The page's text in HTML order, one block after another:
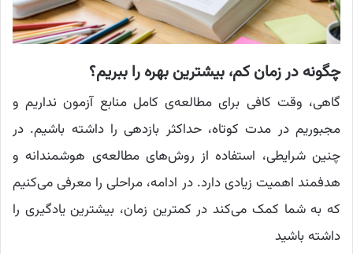
چگونه در زمان کم، بیشترین بهره را ببریم؟
گاهی، وقت کافی برای مطالعه‌ی کامل منابع آزمون نداریم و
مجبوریم در مدت کوتاه، حداکثر بازدهی را داشته باشیم. در
چنین شرایطی، استفاده از روش‌های مطالعه‌ی هوشمندانه و
هدفمند اهمیت زیادی دارد. در ادامه، مراحلی را معرفی می‌کنیم
که به شما کمک می‌کند در کمترین زمان، بیشترین یادگیری را
داشته باشید